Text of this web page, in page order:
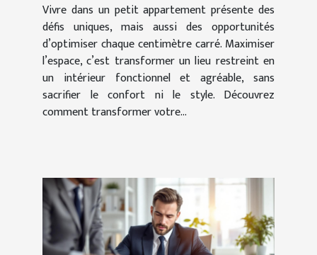
Vivre dans un petit appartement présente des
défis uniques, mais aussi des opportunités
d’optimiser chaque centimètre carré. Maximiser
l’espace, c’est transformer un lieu restreint en
un intérieur fonctionnel et agréable, sans
sacrifier le confort ni le style. Découvrez
comment transformer votre...